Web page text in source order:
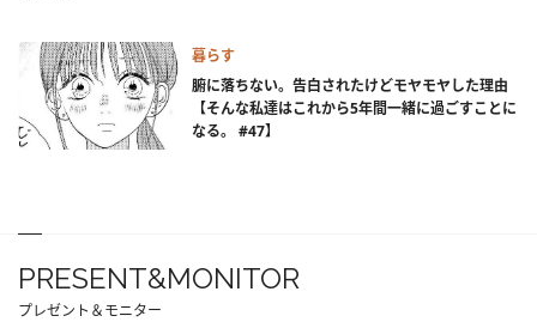
暮らす
腑に落ちない。告白されたけどモヤモヤした理由
【そんな私達はこれから5年間一緒に過ごすことに
なる。 #47】
PRESENT&MONITOR
プレゼント＆モニター